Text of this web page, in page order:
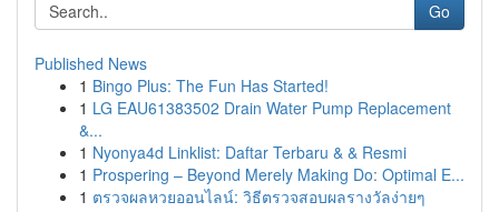
Go
Published News
1 Bingo Plus: The Fun Has Started!
1 LG EAU61383502 Drain Water Pump Replacement
&...
1 Nyonya4d Linklist: Daftar Terbaru & & Resmi
1 Prospering – Beyond Merely Making Do: Optimal E...
1 ตรวจผลหวยออนไลน์: วิธีตรวจสอบผลรางวัลง่ายๆ